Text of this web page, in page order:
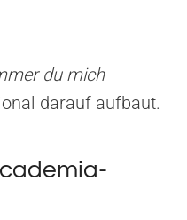
du mich
darauf aufbaut.